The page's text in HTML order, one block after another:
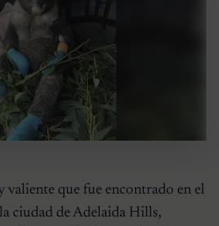
valiente que fue encontrado en el
ciudad de Adelaida Hills,